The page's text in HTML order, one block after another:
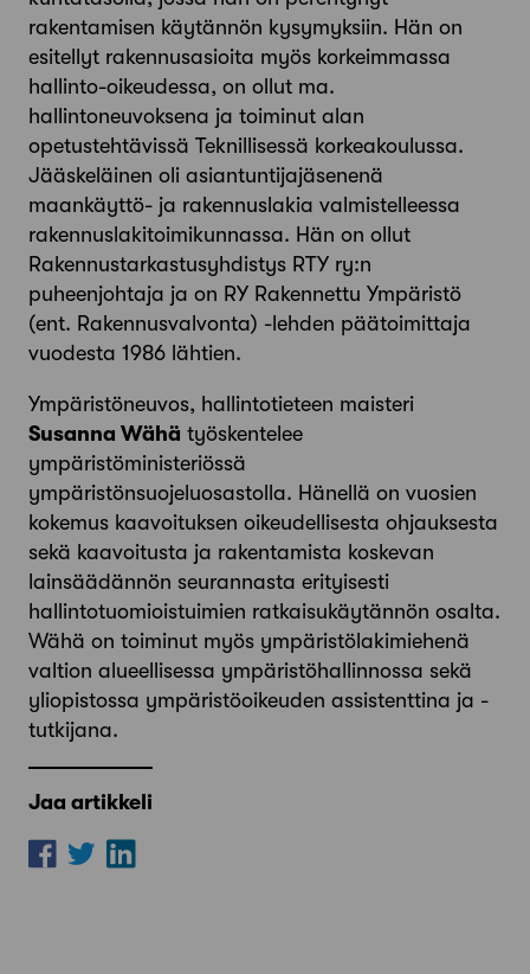
rakentamisen käytännön kysymyksiin. Hän on
esitellyt rakennusasioita myös korkeimmassa
hallinto-oikeudessa, on ollut ma.
hallintoneuvoksena ja toiminut alan
opetustehtävissä Teknillisessä korkeakoulussa.
Jääskeläinen oli asiantuntijajäsenenä
maankäyttö- ja rakennuslakia valmistelleessa
rakennuslakitoimikunnassa. Hän on ollut
Rakennustarkastusyhdistys RTY ry:n
puheenjohtaja ja on RY Rakennettu Ympäristö
(ent. Rakennusvalvonta) -lehden päätoimittaja
vuodesta 1986 lähtien.
Ympäristöneuvos, hallintotieteen maisteri
Susanna Wähä työskentelee
ympäristöministeriössä
ympäristönsuojeluosastolla. Hänellä on vuosien
kokemus kaavoituksen oikeudellisesta ohjauksesta
sekä kaavoitusta ja rakentamista koskevan
lainsäädännön seurannasta erityisesti
hallintotuomioistuimien ratkaisukäytännön osalta.
Wähä on toiminut myös ympäristölakimiehenä
valtion alueellisessa ympäristöhallinnossa sekä
yliopistossa ympäristöoikeuden assistenttina ja -
tutkijana.
Jaa artikkeli